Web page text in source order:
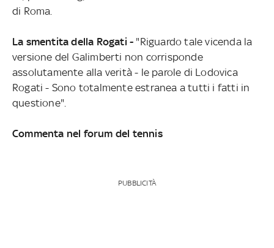
di Roma.
La smentita della Rogati - "Riguardo tale vicenda la
versione del Galimberti non corrisponde
assolutamente alla verità - le parole di Lodovica
Rogati - Sono totalmente estranea a tutti i fatti in
questione".
Commenta nel forum del tennis
PUBBLICITÀ